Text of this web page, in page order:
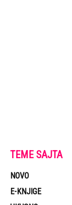
TEME SAJTA
NOVO
E-KNJIGE